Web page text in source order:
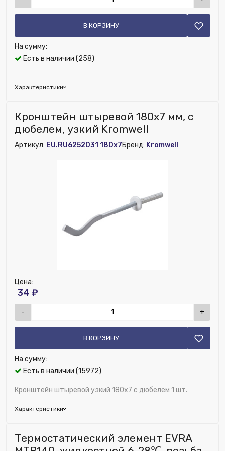
Есть в наличии (258)
Характеристики
В КОРЗИНУ
На сумму:
Бренд:
Цвет решетки:
Сапфир
Глубина (мм): 100
Материал:Сталь
Кронштейн штыревой 180х7 мм, с
дюбелем, узкий Kromwell
Артикул: EU.RU6252031 180x7Бренд: Kromwell
Есть в наличии (15972)
Кронштейн штыревой узкий 180х7 с дюбелем 1 шт.
Характеристики
Цена:
34 ₽
- +
В КОРЗИНУ
На сумму:
Бренд:
Цвет решетки:
Термостатический элемент EVRA